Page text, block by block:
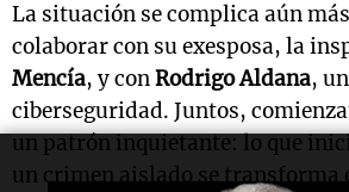
La situación se complica aún
colaborar con su exesposa, la
Mencía, y conRodrigo Aldana,
ciberseguridad. Juntos,
un patrón inquietante: lo que
un crimen aislado se transforma